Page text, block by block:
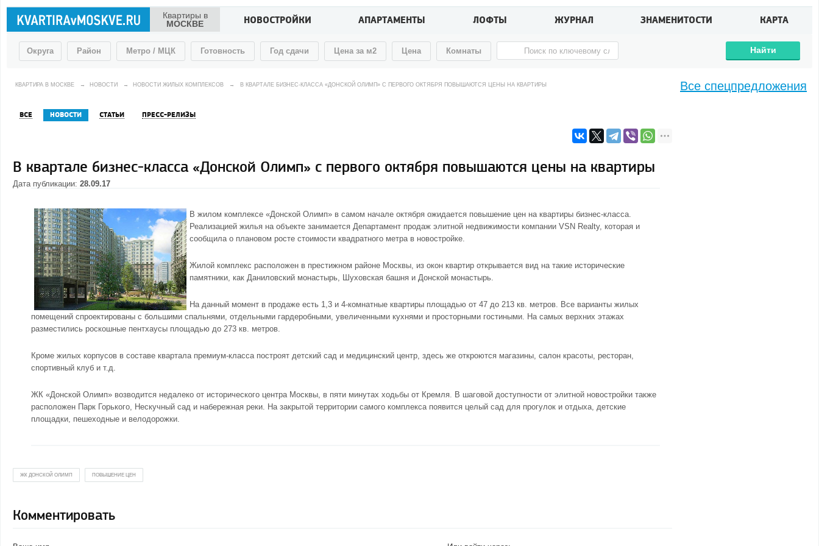
Квартиры в
МОСКВЕ
НОВОСТРОЙКИ АПАРТАМЕНТЫ ЛОФТЫ ЖУРНАЛ ЗНАМЕНИТОСТИ КАРТА
Округа Район Метро / МЦК Готовность Год сдачи Цена за м2 Цена Комнаты Найти
КВАРТИРА В МОСКВЕ → НОВОСТИ → НОВОСТИ ЖИЛЫХ КОМПЛЕКСОВ → В КВАРТАЛЕ БИЗНЕС-КЛАССА «ДОНСКОЙ ОЛИМП» С ПЕРВОГО ОКТЯБРЯ ПОВЫШАЮТСЯ ЦЕНЫ НА КВАРТИРЫ
ВСЕ НОВОСТИ СТАТЬИ ПРЕСС-РЕЛИЗЫ
В квартале бизнес-класса «Донской Олимп» с первого октября повышаются цены на квартиры
Дата публикации: 28.09.17
В жилом комплексе «Донской Олимп» в самом начале октября ожидается повышение цен на квартиры бизнес-класса.
Реализацией жилья на объекте занимается Департамент продаж элитной недвижимости компании VSN Realty, которая и
сообщила о плановом росте стоимости квадратного метра в новостройке.
Жилой комплекс расположен в престижном районе Москвы, из окон квартир открывается вид на такие исторические
памятники, как Даниловский монастырь, Шуховская башня и Донской монастырь.
На данный момент в продаже есть 1,3 и 4-комнатные квартиры площадью от 47 до 213 кв. метров. Все варианты жилых
помещений спроектированы с большими спальнями, отдельными гардеробными, увеличенными кухнями и просторными гостиными. На самых верхних этажах
разместились роскошные пентхаусы площадью до 273 кв. метров.
Кроме жилых корпусов в составе квартала премиум-класса построят детский сад и медицинский центр, здесь же откроются магазины, салон красоты, ресторан,
спортивный клуб и т.д.
ЖК «Донской Олимп» возводится недалеко от исторического центра Москвы, в пяти минутах ходьбы от Кремля. В шаговой доступности от элитной новостройки также
расположен Парк Горького, Нескучный сад и набережная реки. На закрытой территории самого комплекса появится целый сад для прогулок и отдыха, детские
площадки, пешеходные и велодорожки.
ЖК ДОНСКОЙ ОЛИМП ПОВЫШЕНИЕ ЦЕН
Комментировать
Все спецпредложения